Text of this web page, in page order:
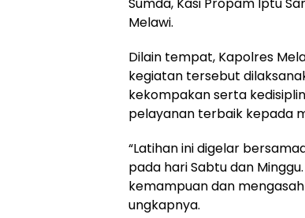
Melawi.
Dilain tempat, Kapolres
kegiatan tersebut
kekompakan serta
pelayanan terbaik kepada
“Latihan ini digelar
pada hari Sabtu dan
kemampuan dan
ungkapnya.